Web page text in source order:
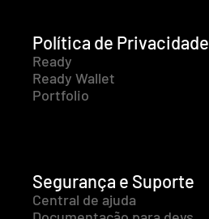
Política de Privacidade
Ready
Ready Wallet
Portfolio
Segurança e Suporte
Central de ajuda